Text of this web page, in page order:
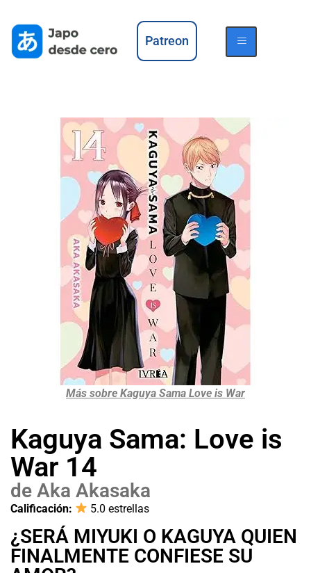
Patreon
Más sobre Kaguya Sama Love is War
Kaguya Sama: Love is
War 14
de Aka Akasaka
Calificación: 5.0 estrellas
¿SERÁ MIYUKI O KAGUYA QUIEN
FINALMENTE CONFIESE SU